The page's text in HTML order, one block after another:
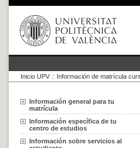
Inicio UPV :: Información de matrícula
Información general para tu
matrícula
Información específica de tu
centro de estudios
Información sobre servicios al